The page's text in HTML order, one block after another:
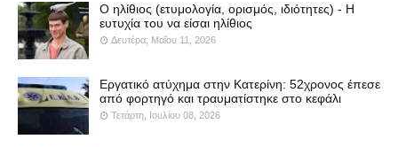
Ο ηλίθιος (ετυμολογία, ορισμός, ιδιότητες) - Η
ευτυχία του να είσαι ηλίθιος
Δευτέρα, Μαΐου 11, 2026
Εργατικό ατύχημα στην Κατερίνη: 52χρονος έπεσε
από φορτηγό και τραυματίστηκε στο κεφάλι
Τετάρτη, Ιουλίου 08, 2026